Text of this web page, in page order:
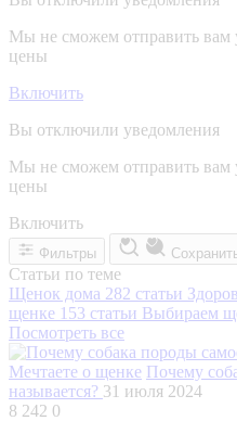
Мы не сможем отправить вам
цены
Включить
Вы отключили уведомления
Мы не сможем отправить вам
цены
Включить
Фильтры
Статьи по теме
Щенок дома 282 статьи
щенке 153 статьи Выбираем
Посмотреть все
Мечтаете о щенке Почему
называется? 31 июля 2024
8 242 0